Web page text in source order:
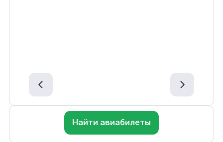
Найти авиабилеты